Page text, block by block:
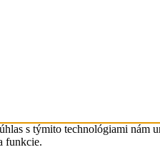
s týmito technológiami nám
funkcie.